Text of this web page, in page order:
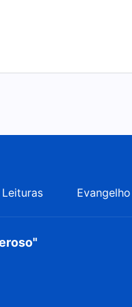
Leituras Evangelho